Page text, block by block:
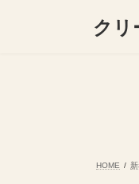
クリ
HOME